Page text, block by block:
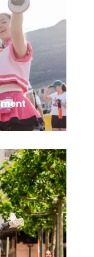
rétro ! Les plus
à un concours
prix pour tenter